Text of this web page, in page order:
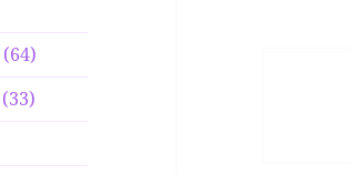
(64)
(33)